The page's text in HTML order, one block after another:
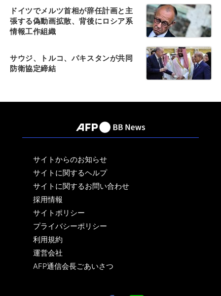
ドイツでメルツ首相が辞任計画と主
張する偽動画拡散、背後にロシア系
情報工作組織
サウジ、トルコ、パキスタンが共同
防衛協定締結
サイトからのお知らせ
サイトに関するヘルプ
サイトに関するお問い合わせ
採用情報
サイトポリシー
プライバシーポリシー
利用規約
運営会社
AFP通信会長ごあいさつ